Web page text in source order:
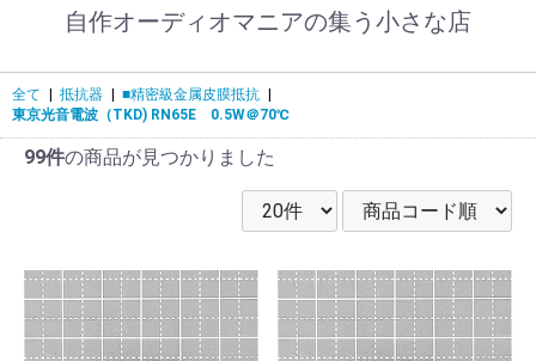
自作オーディオマニアの集う小さな店
全て 抵抗器 ■精密級金属皮膜抵抗
東京光音電波（TKD) RN65E 0.5W＠70℃
99件の商品が見つかりました